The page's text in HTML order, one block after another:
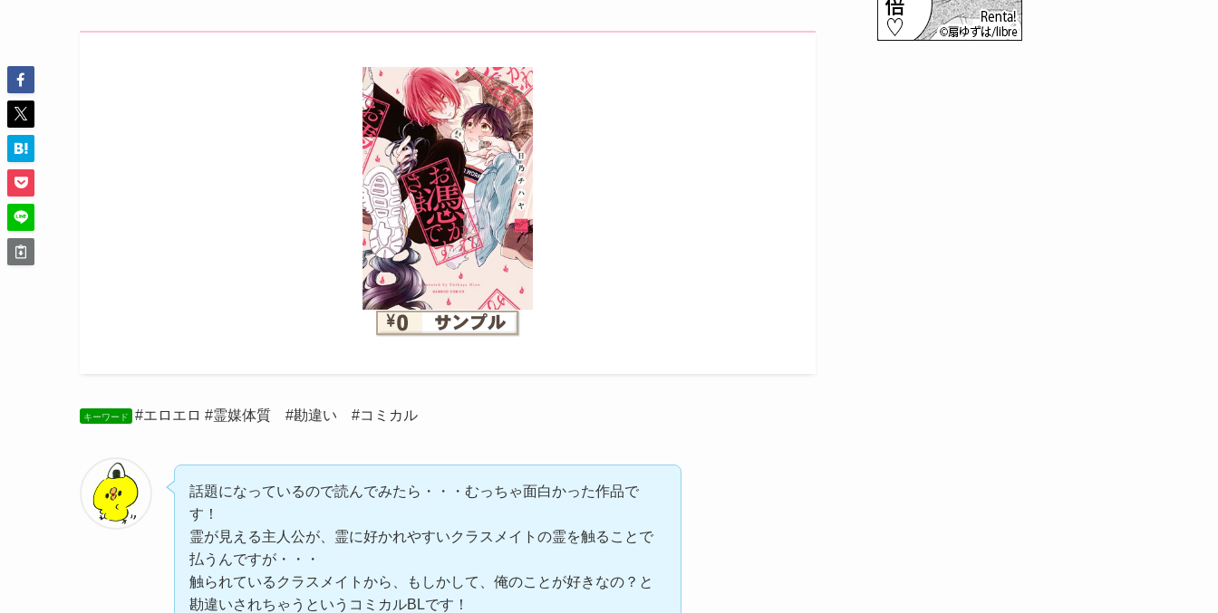
キーワード #エロエロ #霊媒体質 #勘違い #コミカル
話題になっているので読んでみたら・・・むっちゃ面白かった作品で
す！
霊が見える主人公が、霊に好かれやすいクラスメイトの霊を触ることで
払うんですが・・・
触られているクラスメイトから、もしかして、俺のことが好きなの？と
勘違いされちゃうというコミカルBLです！